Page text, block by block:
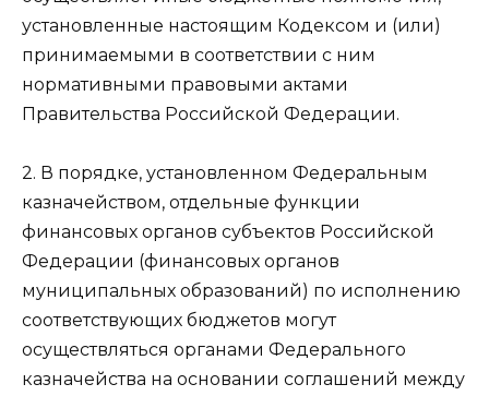
установленные настоящим Кодексом и (или)
принимаемыми в соответствии с ним
нормативными правовыми актами
Правительства Российской Федерации.
2. В порядке, установленном Федеральным
казначейством, отдельные функции
финансовых органов субъектов Российской
Федерации (финансовых органов
муниципальных образований) по исполнению
соответствующих бюджетов могут
осуществляться органами Федерального
казначейства на основании соглашений между